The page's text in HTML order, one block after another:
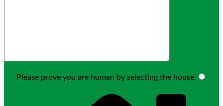
Please prove you are human by selecting the house.